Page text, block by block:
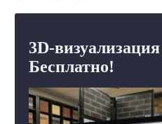
3D-визуализация
Бесплатно!